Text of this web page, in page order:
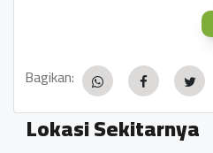
Bagikan:
Lokasi Sekitarnya